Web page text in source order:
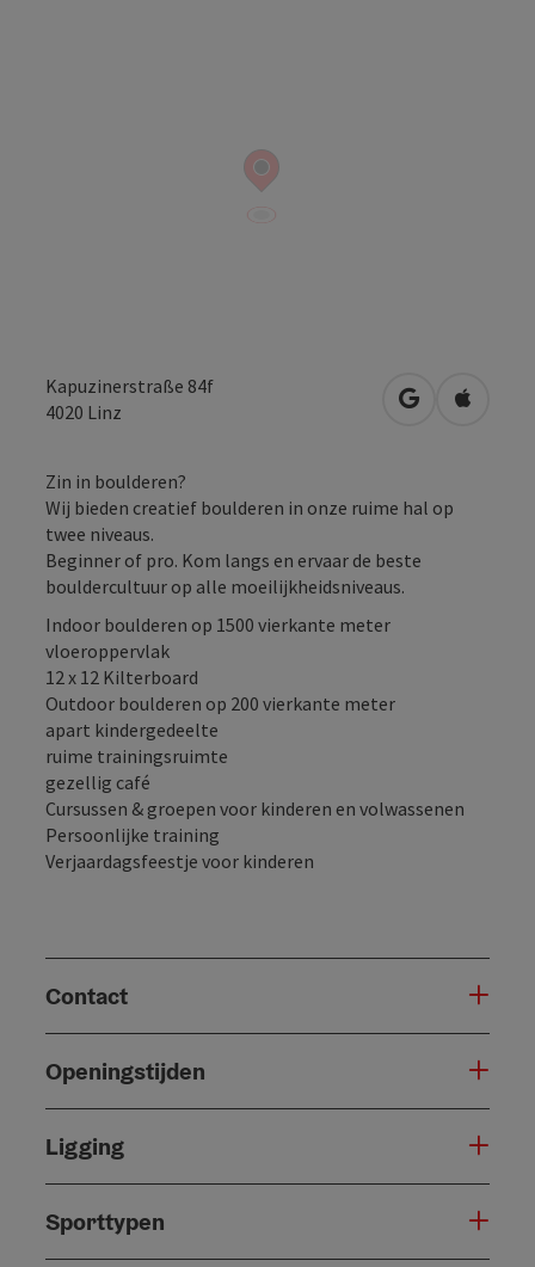
Kapuzinerstraße 84f
4020 Linz Openen in
Zin in boulderen?
Wij bieden creatief boulderen in onze ruime hal op
twee niveaus.
Beginner of pro. Kom langs en ervaar de beste
bouldercultuur op alle moeilijkheidsniveaus.
Indoor boulderen op 1500 vierkante meter
vloeroppervlak
12 x 12 Kilterboard
Outdoor boulderen op 200 vierkante meter
apart kindergedeelte
ruime trainingsruimte
gezellig café
Cursussen & groepen voor kinderen en volwassenen
Persoonlijke training
Verjaardagsfeestje voor kinderen
Contact
Openingstijden
Ligging
Sporttypen